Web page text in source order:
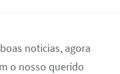
noticias, agora
o nosso querido